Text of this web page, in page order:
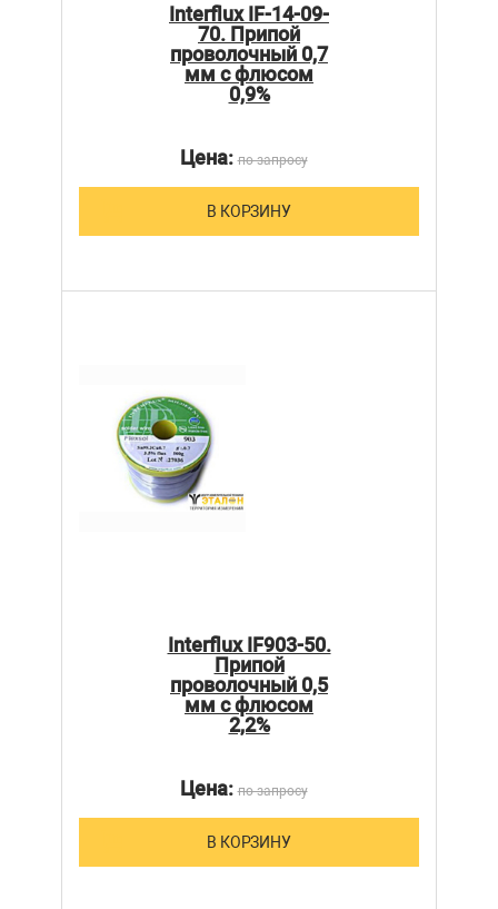
Interflux IF-14-09-
70. Припой
проволочный 0,7
мм с флюсом
0,9%
Цена:по запросу
В КОРЗИНУ
Interflux IF903-50.
Припой
проволочный 0,5
мм с флюсом
2,2%
Цена:по запросу
В КОРЗИНУ